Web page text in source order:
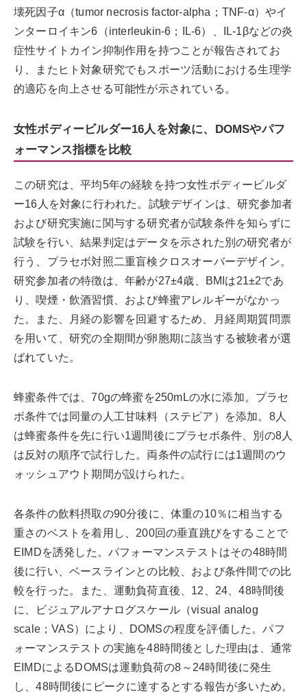
壊死因子α（tumor necrosis factor-alpha；TNF-α）やイ
ンターロイキン6（interleukin-6；IL-6）、IL-1βなどの炎
症性サイトカイン抑制作用を持つことが報告されてお
り、またヒト対象研究でもスポーツ活動における生理学
的適応を向上させる可能性が示されている。
女性ボディービルダー16人を対象に、DOMSやパフ
ォーマンス指標を比較
この研究は、平均5年の経験を持つ女性ボディービルダ
ー16人を対象に行われた。試験デザインは、研究参加者
および研究実施に関与する研究者が試験条件を知らずに
試験を行い、結果判定はデータを示された別の研究者が
行う、プラセボ対照二重盲検クロスオーバーデザイン。
研究参加者の特徴は、年齢が27±4歳、BMIは21±2であ
り、喫煙・飲酒習慣、および蜂蜜アレルギーがなかっ
た。また、月経の影響を回避するため、月経周期質問票
を用いて、研究の全期間が卵胞期に該当する被験者が選
ばれていた。
蜂蜜条件では、70gの蜂蜜を250mLの水に添加。プラセ
ボ条件では同量の人工甘味料（ステビア）を添加。8人
は蜂蜜条件を先に行い1週間後にプラセボ条件、別の8人
は反対の順序で試行した。両条件の試行には1週間のウ
ォッシュアウト期間が設けられた。
各条件の飲料摂取の90分後に、体重の10％に相当する
重さのベストを着用し、200回の垂直跳びをすることで
EIMDを誘発した。パフォーマンステストはその48時間
後に行い、ベースラインとの比較、および条件間での比
較を行った。また、運動負荷直後、12、24、48時間後
に、ビジュアルアナログスケール（visual analog
scale；VAS）により、DOMSの程度を評価した。パフ
ォーマンステストの実施を48時間後とした理由は、通常
EIMDによるDOMSは運動負荷の8～24時間後に発生
し、48時間後にピークに達するとする報告が多いため。